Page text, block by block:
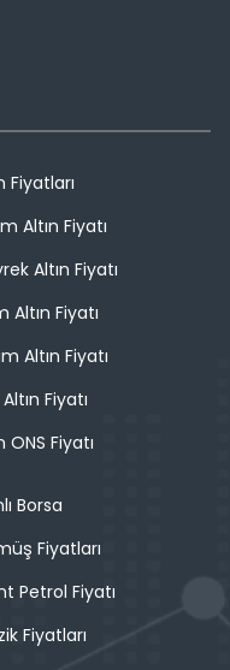
Fiyatları
Altın Fiyatı
Altın Fiyatı
Altın Fiyatı
Altın Fiyatı
Fiyatı
ONS Fiyatı
Borsa
Fiyatları
Petrol Fiyatı
Fiyatları